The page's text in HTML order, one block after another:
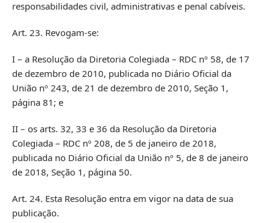
responsabilidades civil, administrativas e penal cabíveis.
Art. 23. Revogam-se:
I – a Resolução da Diretoria Colegiada – RDC nº 58, de 17
de dezembro de 2010, publicada no Diário Oficial da
União nº 243, de 21 de dezembro de 2010, Seção 1,
página 81; e
II – os arts. 32, 33 e 36 da Resolução da Diretoria
Colegiada – RDC nº 208, de 5 de janeiro de 2018,
publicada no Diário Oficial da União nº 5, de 8 de janeiro
de 2018, Seção 1, página 50.
Art. 24. Esta Resolução entra em vigor na data de sua
publicação.